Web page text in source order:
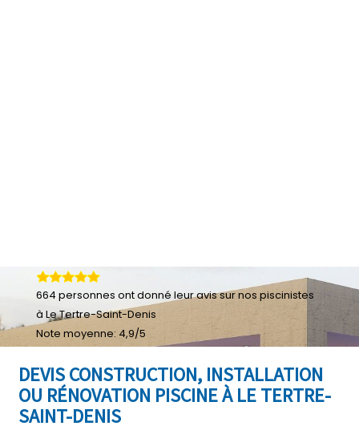
DEVIS CONSTRUCTION, INSTALLATION
OU RÉNOVATION PISCINE À LE TERTRE-
SAINT-DENIS
664 personnes ont donné leuravis sur nos piscinistes
à Le Tertre-Saint-Denis
Note moyenne: 4,9/5